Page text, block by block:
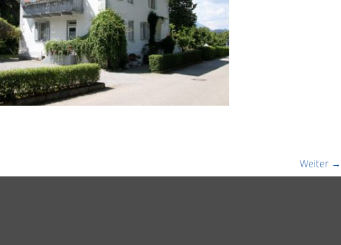
Weiter →